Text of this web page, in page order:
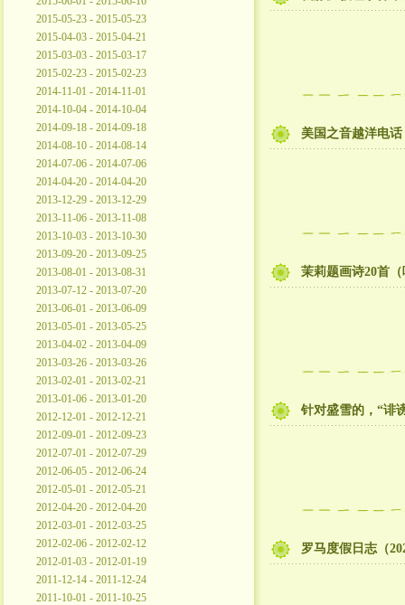
2015-05-23 - 2015-05-23
2015-04-03 - 2015-04-21
2015-03-03 - 2015-03-17
2015-02-23 - 2015-02-23
2014-11-01 - 2014-11-01
2014-10-04 - 2014-10-04
2014-09-18 - 2014-09-18
2014-08-10 - 2014-08-14
2014-07-06 - 2014-07-06
2014-04-20 - 2014-04-20
2013-12-29 - 2013-12-29
2013-11-06 - 2013-11-08
2013-10-03 - 2013-10-30
2013-09-20 - 2013-09-25
2013-08-01 - 2013-08-31
2013-07-12 - 2013-07-20
2013-06-01 - 2013-06-09
2013-05-01 - 2013-05-25
2013-04-02 - 2013-04-09
2013-03-26 - 2013-03-26
2013-02-01 - 2013-02-21
2013-01-06 - 2013-01-20
2012-12-01 - 2012-12-21
2012-09-01 - 2012-09-23
2012-07-01 - 2012-07-29
2012-06-05 - 2012-06-24
2012-05-01 - 2012-05-21
2012-04-20 - 2012-04-20
2012-03-01 - 2012-03-25
2012-02-06 - 2012-02-12
2012-01-03 - 2012-01-19
2011-12-14 - 2011-12-24
2011-10-01 - 2011-10-25
美国之音越洋电
茉莉题画诗20首
针对盛雪的，“诽
罗马度假日志（